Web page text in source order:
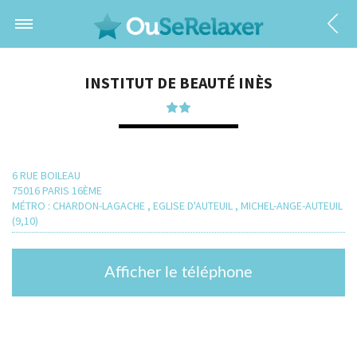
INSTITUT DE BEAUTÉ INÈS
6 RUE BOILEAU
75016 PARIS 16ÈME
MÉTRO : CHARDON-LAGACHE , EGLISE D'AUTEUIL , MICHEL-ANGE-AUTEUIL
(9,10)
Afficher le téléphone